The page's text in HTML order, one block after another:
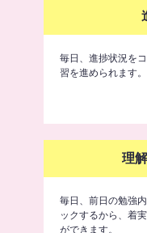
毎日、進捗状況を
習を進められます。
理
毎日、前日の勉強
ックするから、着
ができます。